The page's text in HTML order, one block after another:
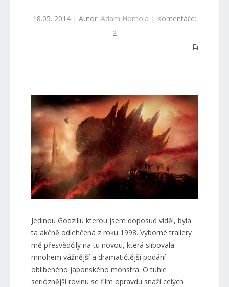
18.05. 2014 | Autor: Adam Homola | Komentáře:
2
Jedinou Godzillu kterou jsem doposud viděl, byla
ta akčně odlehčená z roku 1998. Výborné trailery
mě přesvědčily na tu novou, která slibovala
mnohem vážnější a dramatičtější podání
oblíbeného japonského monstra. O tuhle
serióznější rovinu se film opravdu snaží celých